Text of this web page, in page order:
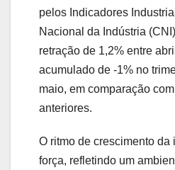
pelos Indicadores
Nacional da Indústria
retração de 1,2% entre
acumulado de -1% no
maio, em comparação
anteriores.
O ritmo de crescimento da
força, refletindo um